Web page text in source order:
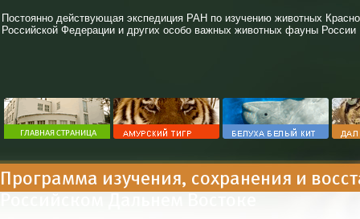
Постоянно действующая экспедиция РАН по изучению животных
Российской Федерации и других особо важных животных фауны России
Программа изучения, сохранения и